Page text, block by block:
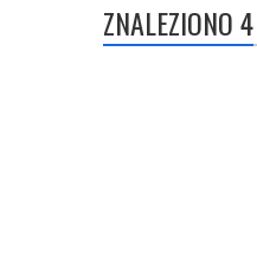
ZNALEZIONO 4